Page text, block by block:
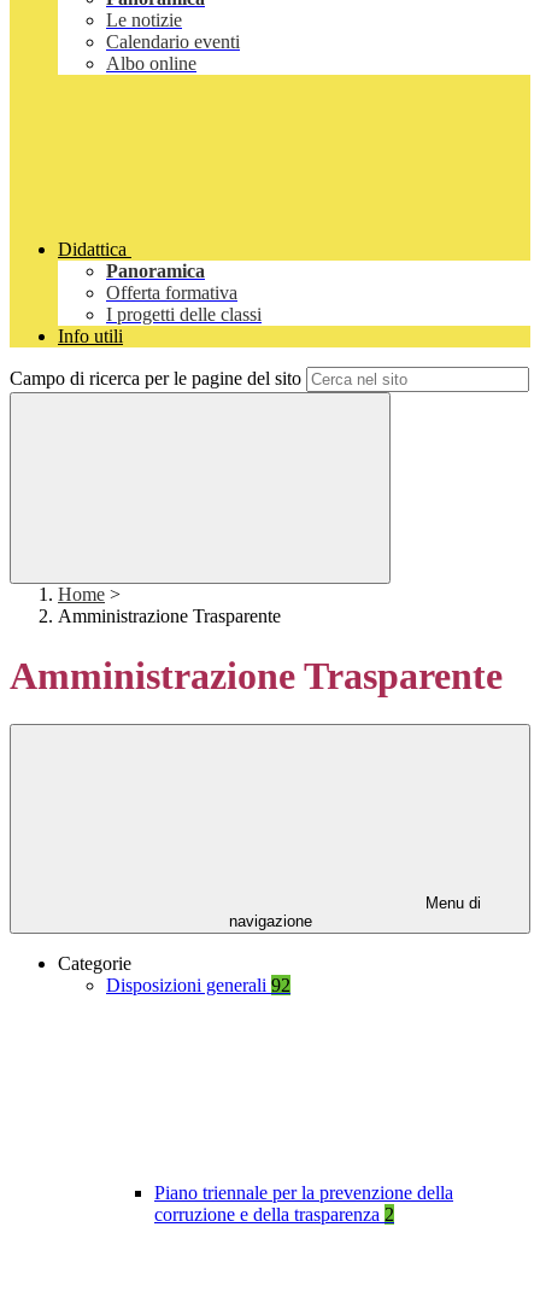
Le notizie
Calendario eventi
Albo online
Didattica
Panoramica
Offerta formativa
I progetti delle classi
Info utili
Campo di ricerca per le pagine del sito
Home >
Amministrazione Trasparente
Amministrazione Trasparente
Menu di
navigazione
Categorie
Disposizioni generali 92
Piano triennale per la prevenzione della
corruzione e della trasparenza 2